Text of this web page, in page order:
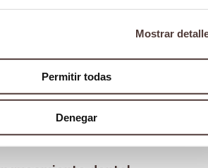
Mostrar
Permitir todas
Denegar
Blog
la salud dental de los
24 junio 2024